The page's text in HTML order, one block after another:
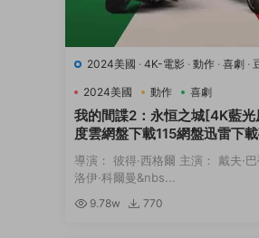
2024美國 · 4K-電影 · 動作 · 喜劇 ·
2024美國 動作 喜劇
我的間諜2：永恒之城[4K藍
度雲網盤下載115網盤迅雷下
導演： 彼得·西格爾 主演： 戴夫·
洛伊·科爾曼&nbs...
9.78w 770